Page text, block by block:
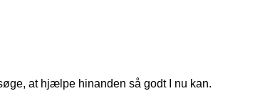
at hjælpe hinanden så godt I nu kan.